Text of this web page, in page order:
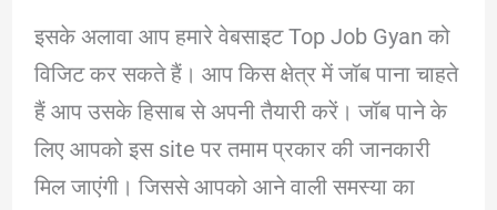
इसके अलावा आप हमारे वेबसाइट Top Job Gyan को
विजिट कर सकते हैं। आप किस क्षेत्र में जॉब पाना चाहते
हैं आप उसके हिसाब से अपनी तैयारी करें। जॉब पाने के
लिए आपको इस site पर तमाम प्रकार की जानकारी
मिल जाएंगी। जिससे आपको आने वाली समस्या का